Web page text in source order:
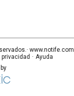
www.notife.com
privacidad · Ayuda